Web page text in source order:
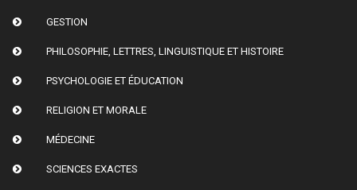
GESTION
PHILOSOPHIE, LETTRES, LINGUISTIQUE ET HISTOIRE
PSYCHOLOGIE ET ÉDUCATION
RELIGION ET MORALE
MÉDECINE
SCIENCES EXACTES